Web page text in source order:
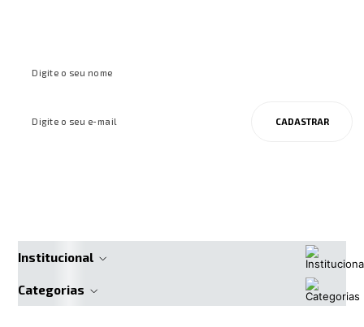
CADASTRAR
Institucional
Categorias